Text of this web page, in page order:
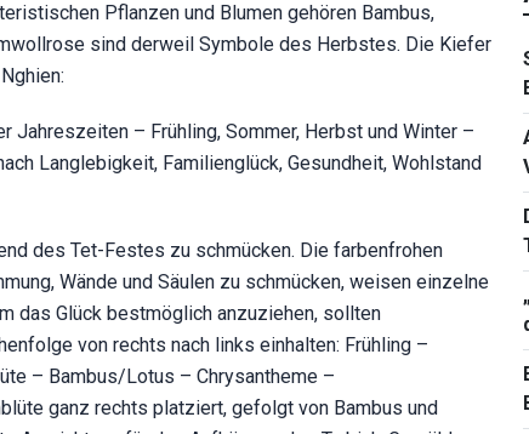
Pflanzen und Blumen gehören Bambus,
sind derweil Symbole des Herbstes. Die Kiefer
Jahreszeiten – Frühling, Sommer, Herbst und Winter –
Langlebigkeit, Familienglück, Gesundheit, Wohlstand
des Tet-Festes zu schmücken. Die farbenfrohen
Wände und Säulen zu schmücken, weisen einzelne
das Glück bestmöglich anzuziehen, sollten
von rechts nach links einhalten: Frühling –
– Bambus/Lotus – Chrysantheme –
ganz rechts platziert, gefolgt von Bambus und